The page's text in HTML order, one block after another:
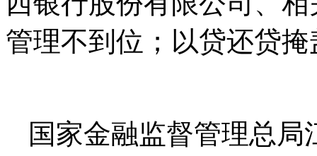
管理不到位；以贷还贷
国家金融监督管理总